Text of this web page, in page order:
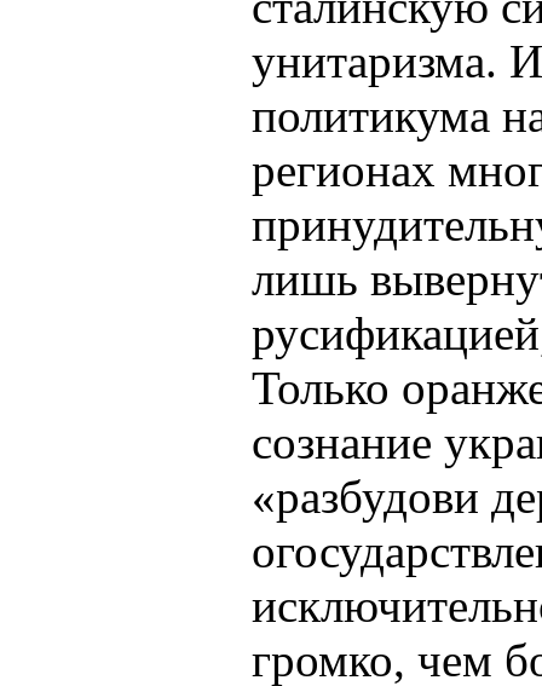
унитаризма.
политикума
регионах
лишь
Только
сознание
«разбудови
громко, чем